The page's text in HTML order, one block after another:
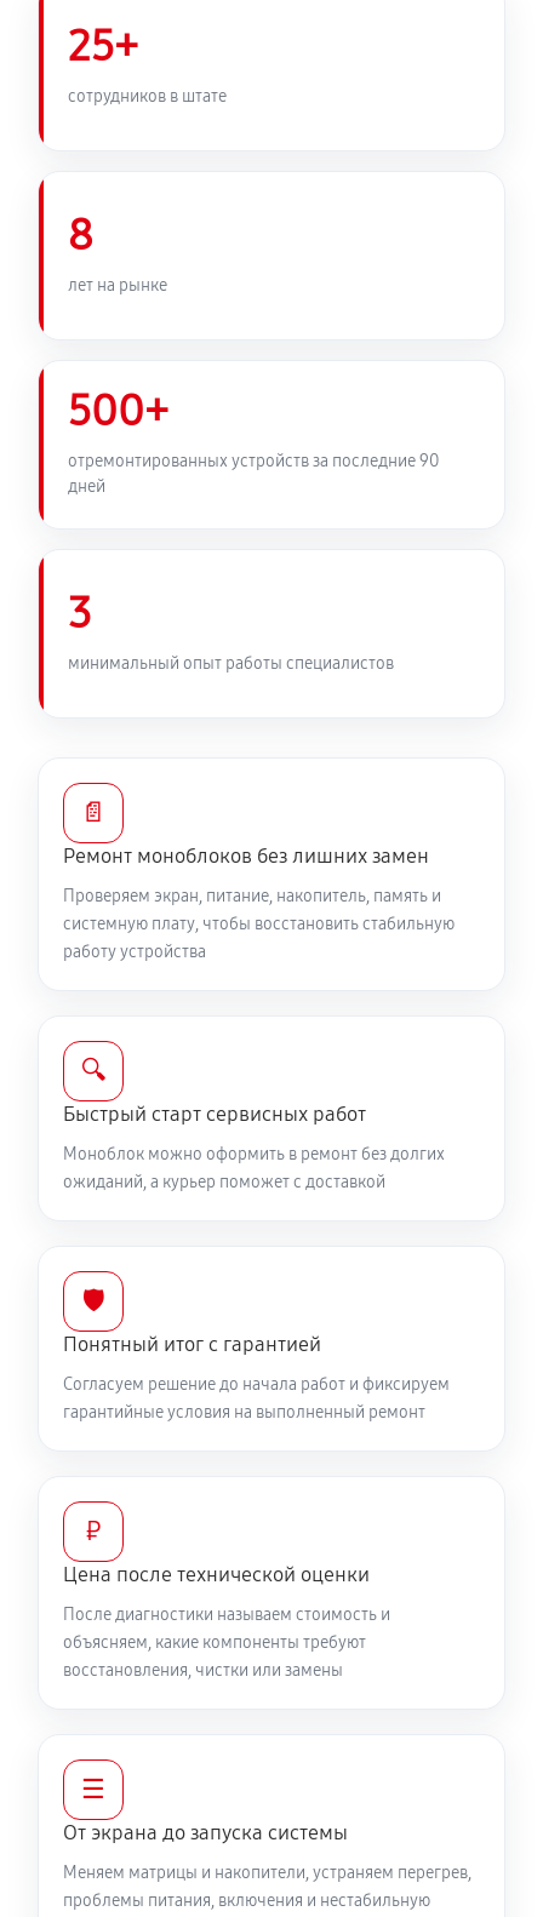
25+
сотрудников в штате
8
лет на рынке
500+
отремонтированных устройств за последние 90
дней
3
минимальный опыт работы специалистов
📄
Ремонт моноблоков без лишних замен
Проверяем экран, питание, накопитель, память и
системную плату, чтобы восстановить стабильную
работу устройства
🔍
Быстрый старт сервисных работ
Моноблок можно оформить в ремонт без долгих
ожиданий, а курьер поможет с доставкой
🛡️
Понятный итог с гарантией
Согласуем решение до начала работ и фиксируем
гарантийные условия на выполненный ремонт
₽
Цена после технической оценки
После диагностики называем стоимость и
объясняем, какие компоненты требуют
восстановления, чистки или замены
☰
От экрана до запуска системы
Меняем матрицы и накопители, устраняем перегрев,
проблемы питания, включения и нестабильную